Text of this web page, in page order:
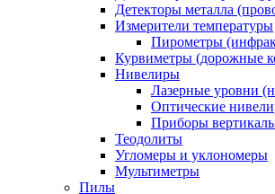
Детекторы металла
Измерители температуры
Пирометры
Курвиметры (дорожные
Нивелиры
Лазерные уровни
Оптические
Приборы
Теодолиты
Угломеры и уклономеры
Мультиметры
Пилы